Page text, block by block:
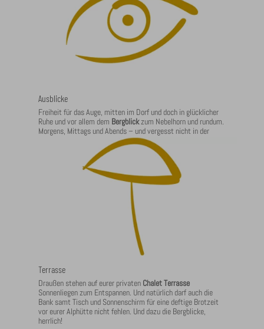
Ausblicke
Freiheit für das Auge, mitten im Dorf und doch in glücklicher
Ruhe und vor allem dem Bergblickzum Nebelhorn und rundum.
Morgens, Mittags und Abends – und vergesst nicht in der
klaren Nacht den Sternenhimmel zu bewundern.
Terrasse
Draußen stehen auf eurer privaten Chalet Terrasse
Sonnenliegen zum Entspannen. Und natürlich darf auch die
Bank samt Tisch und Sonnenschirm für eine deftige Brotzeit
vor eurer Alphütte nicht fehlen. Und dazu die Bergblicke,
herrlich!